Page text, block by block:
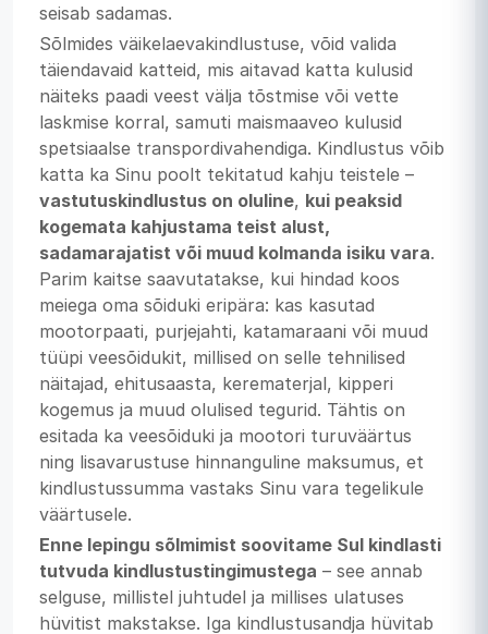
seisab sadamas.
Sõlmides väikelaevakindlustuse, võid valida
täiendavaid katteid, mis aitavad katta kulusid
näiteks paadi veest välja tõstmise või vette
laskmise korral, samuti maismaaveo kulusid
spetsiaalse transpordivahendiga. Kindlustus võib
katta ka Sinu poolt tekitatud kahju teistele –
vastutuskindlustus on oluline, kui peaksid
kogemata kahjustama teist alust,
sadamarajatist või muud kolmanda isiku vara.
Parim kaitse saavutatakse, kui hindad koos
meiega oma sõiduki eripära: kas kasutad
mootorpaati, purjejahti, katamaraani või muud
tüüpi veesõidukit, millised on selle tehnilised
näitajad, ehitusaasta, kerematerjal, kipperi
kogemus ja muud olulised tegurid. Tähtis on
esitada ka veesõiduki ja mootori turuväärtus
ning lisavarustuse hinnanguline maksumus, et
kindlustussumma vastaks Sinu vara tegelikule
väärtusele.
Enne lepingu sõlmimist soovitame Sul kindlasti
tutvuda kindlustustingimustega – see annab
selguse, millistel juhtudel ja millises ulatuses
hüvitist makstakse. Iga kindlustusandja hüvitab